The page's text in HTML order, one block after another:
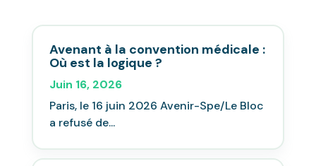
Avenant à la convention médicale :
Où est la logique ?
Juin 16, 2026
Paris, le 16 juin 2026 Avenir-Spe/Le Bloc
a refusé de...